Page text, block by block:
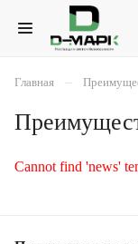
Главная –
Cannot find 'news'